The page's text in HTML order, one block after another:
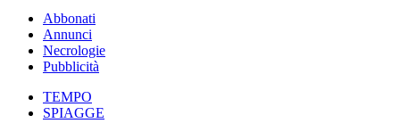
Abbonati
Annunci
Necrologie
Pubblicità
TEMPO
SPIAGGE